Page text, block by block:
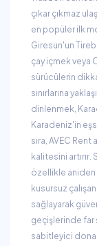
çıkar çıkmaz
en popüler ilk
Giresun'un
çay içmek veya
sürücülerin
sınırlarına
dinlenmek,
Karadeniz'in
sıra, AVEC Rent
kalitesini
özellikle aniden
kusursuz
sağlayarak
geçişlerinde far
sabitleyici